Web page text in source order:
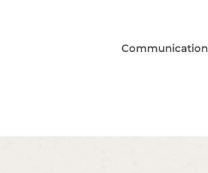
Communication